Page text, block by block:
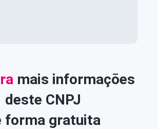
mais informações
deste CNPJ
forma gratuita